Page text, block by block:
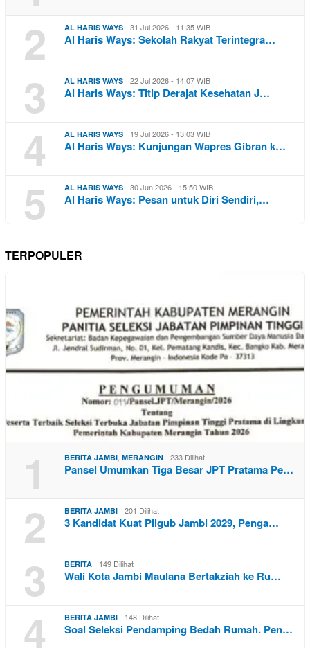
2 AL HARIS WAYS 31 Jul 2026 - 11:35 WIB
Al Haris Ways: Sekolah Rakyat Terintegra…
3 AL HARIS WAYS 22 Jul 2026 - 14:07 WIB
Al Haris Ways: Titip Derajat Kesehatan J…
4 AL HARIS WAYS 19 Jul 2026 - 13:03 WIB
Al Haris Ways: Kunjungan Wapres Gibran k…
5 AL HARIS WAYS 30 Jun 2026 - 15:50 WIB
Al Haris Ways: Pesan untuk Diri Sendiri,…
TERPOPULER
1 BERITA JAMBI, MERANGIN 233 Dilihat
Pansel Umumkan Tiga Besar JPT Pratama Pe…
2 BERITA JAMBI 201 Dilihat
3 Kandidat Kuat Pilgub Jambi 2029, Penga…
3 BERITA 149 Dilihat
Wali Kota Jambi Maulana Bertakziah ke Ru…
4 BERITA JAMBI 148 Dilihat
Soal Seleksi Pendamping Bedah Rumah. Pen…